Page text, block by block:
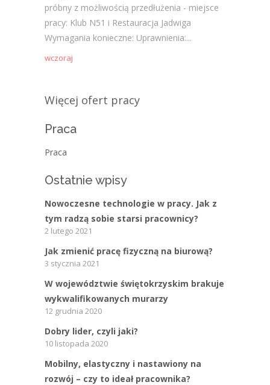
próbny z możliwością przedłużenia - miejsce
pracy: Klub N51 i Restauracja Jadwiga
Wymagania konieczne: Uprawnienia:...
wczoraj
Więcej ofert pracy
Praca
Praca
Ostatnie wpisy
Nowoczesne technologie w pracy. Jak z
tym radzą sobie starsi pracownicy?
2 lutego 2021
Jak zmienić pracę fizyczną na biurową?
3 stycznia 2021
W województwie świętokrzyskim brakuje
wykwalifikowanych murarzy
12 grudnia 2020
Dobry lider, czyli jaki?
10 listopada 2020
Mobilny, elastyczny i nastawiony na
rozwój – czy to ideał pracownika?